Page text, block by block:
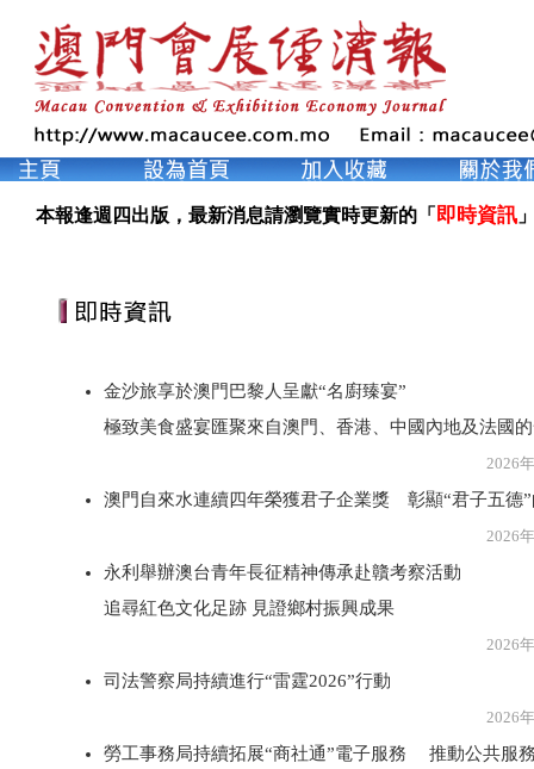
本報逢週四出版，最新消息請瀏覽實時更新的「 即時資訊
金沙旅享於澳門巴黎人呈獻“名廚臻宴”
極致美食盛宴匯聚來自澳門、香港、中國內地及法國
2026年8月3
澳門自來水連續四年榮獲君子企業獎 彰顯“君子五德
2026年8月3
永利舉辦澳台青年長征精神傳承赴贛考察活動
追尋紅色文化足跡 見證鄉村振興成果
2026年8月3
司法警察局持續進行“雷霆2026”行動
2026年8月3
勞工事務局持續拓展“商社通”電子服務 推動公共服